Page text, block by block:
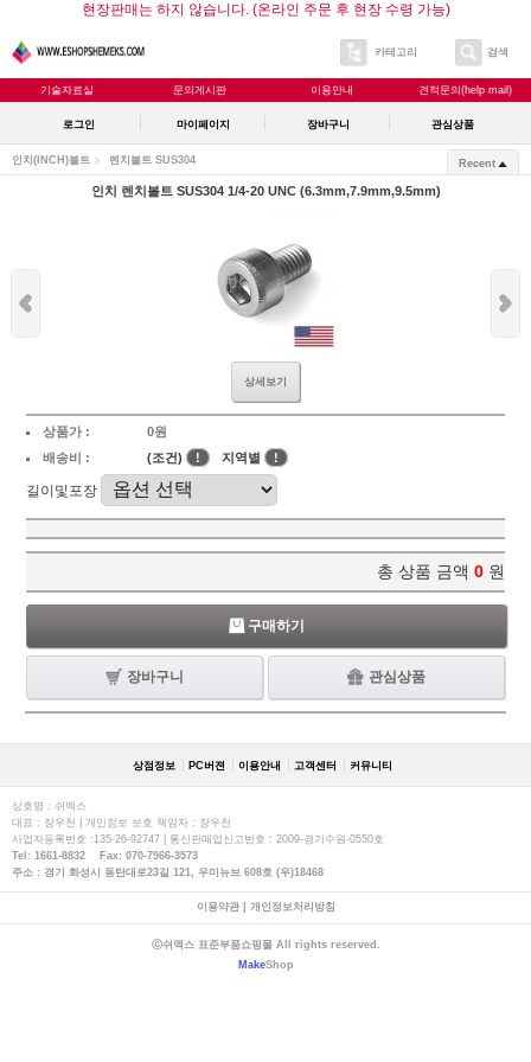
현장판매는 하지 않습니다. (온라인 주문 후 현장 수령 가능)
카테고리 검색
기술자료실 문의게시판 이용안내 견적문의(help mail)
로그인 마이페이지 장바구니 관심상품
인치(INCH)볼트 렌치볼트 SUS304 Recent
인치 렌치볼트 SUS304 1/4-20 UNC (6.3mm,7.9mm,9.5mm)
상세보기
상품가 :
0원
배송비 :
(조건) ! 지역별 !
길이및포장
총 상품 금액 0 원
구매하기
장바구니 관심상품
상점정보 PC버젼 이용안내 고객센터 커뮤니티
상호명 : 쉬멕스
대표 : 장우천 | 개인정보 보호 책임자 : 장우천
사업자등록번호 :135-26-92747 | 통신판매업신고번호 : 2009-경기수원-0550호
Tel: 1661-8832 Fax: 070-7966-3573
주소 : 경기 화성시 동탄대로23길 121, 우미뉴브 608호 (우)18468
이용약관| 개인정보처리방침
ⓒ쉬멕스 표준부품쇼핑몰 All rights reserved.
MakeShop